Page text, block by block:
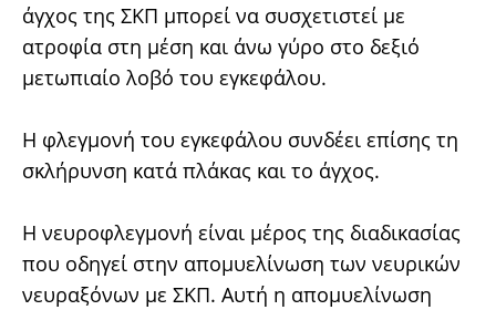
άγχος της ΣΚΠ μπορεί να συσχετιστεί με
ατροφία στη μέση και άνω γύρο στο δεξιό
μετωπιαίο λοβό του εγκεφάλου.
Η φλεγμονή του εγκεφάλου συνδέει επίσης τη
σκλήρυνση κατά πλάκας και το άγχος.
Η νευροφλεγμονή είναι μέρος της διαδικασίας
που οδηγεί στην απομυελίνωση των νευρικών
νευραξόνων με ΣΚΠ. Αυτή η απομυελίνωση